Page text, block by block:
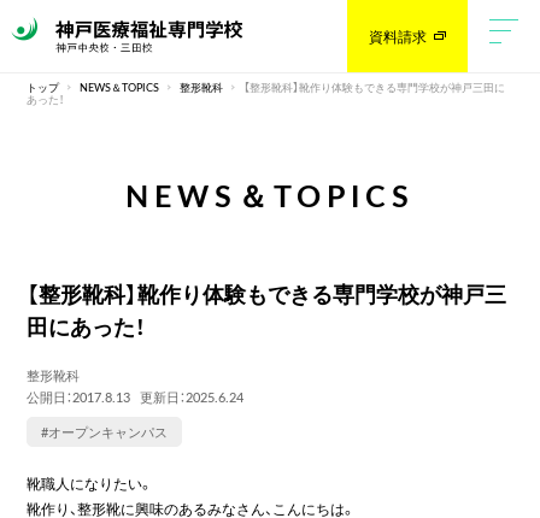
資料請求
トップ NEWS＆TOPICS 整形靴科 【整形靴科】靴作り体験もできる専門学校が神戸三田に
あった！
NEWS＆TOPICS
【整形靴科】靴作り体験もできる専門学校が神戸三
田にあった！
整形靴科
公開日：2017.8.13 更新日：2025.6.24
#オープンキャンパス
靴職人になりたい。
靴作り、整形靴に興味のあるみなさん、こんにちは。